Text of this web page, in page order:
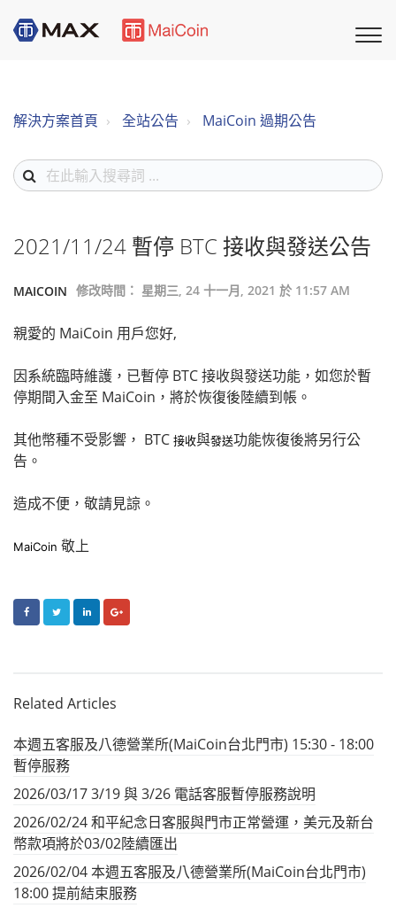
解決方案首頁 全站公告 MaiCoin 過期公告
2021/11/24 暫停 BTC 接收與發送公告
MAICOIN 修改時間： 星期三, 24 十一月, 2021 於 11:57 AM
親愛的 MaiCoin 用戶您好,
因系統臨時維護，已暫停 BTC 接收與發送功能，如您於暫
停期間入金至 MaiCoin，將於恢復後陸續到帳。
其他幣種不受影響， BTC 接收與發送功能恢復後將另行公
告。
造成不便，敬請見諒。
MaiCoin 敬上
Related Articles
本週五客服及八德營業所(MaiCoin台北門市) 15:30 - 18:00
暫停服務
2026/03/17 3/19 與 3/26 電話客服暫停服務說明
2026/02/24 和平紀念日客服與門市正常營運，美元及新台
幣款項將於03/02陸續匯出
2026/02/04 本週五客服及八德營業所(MaiCoin台北門市)
18:00 提前結束服務